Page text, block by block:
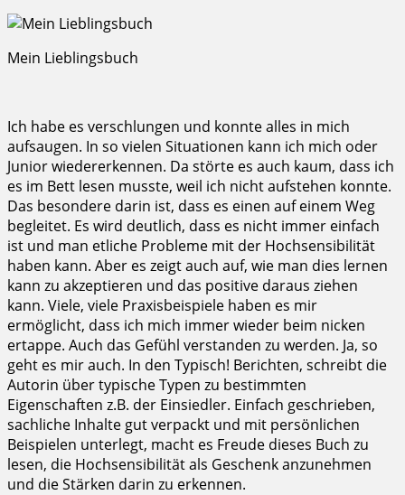
Mein Lieblingsbuch
Ich habe es verschlungen und konnte alles in mich
aufsaugen. In so vielen Situationen kann ich mich oder
Junior wiedererkennen. Da störte es auch kaum, dass ich
es im Bett lesen musste, weil ich nicht aufstehen konnte.
Das besondere darin ist, dass es einen auf einem Weg
begleitet. Es wird deutlich, dass es nicht immer einfach
ist und man etliche Probleme mit der Hochsensibilität
haben kann. Aber es zeigt auch auf, wie man dies lernen
kann zu akzeptieren und das positive daraus ziehen
kann. Viele, viele Praxisbeispiele haben es mir
ermöglicht, dass ich mich immer wieder beim nicken
ertappe. Auch das Gefühl verstanden zu werden. Ja, so
geht es mir auch. In den Typisch! Berichten, schreibt die
Autorin über typische Typen zu bestimmten
Eigenschaften z.B. der Einsiedler. Einfach geschrieben,
sachliche Inhalte gut verpackt und mit persönlichen
Beispielen unterlegt, macht es Freude dieses Buch zu
lesen, die Hochsensibilität als Geschenk anzunehmen
und die Stärken darin zu erkennen.